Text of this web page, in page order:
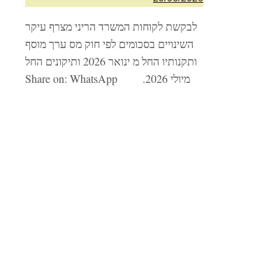
לבקשת לקוחות המשרד הריני מצרף עיקר
השינויים בסכומים לפי חוק מס ערך מוסף
ותקנותיו החל מ ינואר 2026 ותיקונים החל
מיולי 2026. Share on: WhatsApp